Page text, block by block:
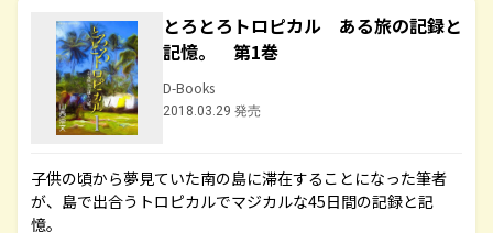
とろとろトロピカル ある旅の記録と
記憶。 第1巻
D-Books
2018.03.29 発売
子供の頃から夢見ていた南の島に滞在することになった筆者
が、島で出合うトロピカルでマジカルな45日間の記録と記
憶。